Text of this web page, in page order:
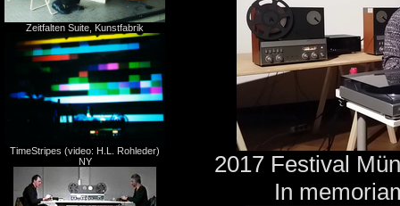
Zeitfalten Suite, Kunstfabrik
TimeStripes (video: H.L. Rohleder)
NY
2017 Festival
In